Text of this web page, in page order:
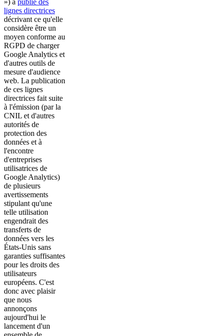
lignes directrices
décrivant ce qu'elle
considère être un
moyen conforme au
RGPD de charger
Google Analytics et
d'autres outils de
mesure d'audience
web. La publication
de ces lignes
directrices fait suite
à l'émission (par la
CNIL et d'autres
autorités de
protection des
données et à
l'encontre
d'entreprises
utilisatrices de
Google Analytics)
de plusieurs
avertissements
stipulant qu'une
telle utilisation
engendrait des
transferts de
données vers les
États-Unis sans
garanties suffisantes
pour les droits des
utilisateurs
européens. C'est
donc avec plaisir
que nous
annonçons
aujourd'hui le
lancement d'un